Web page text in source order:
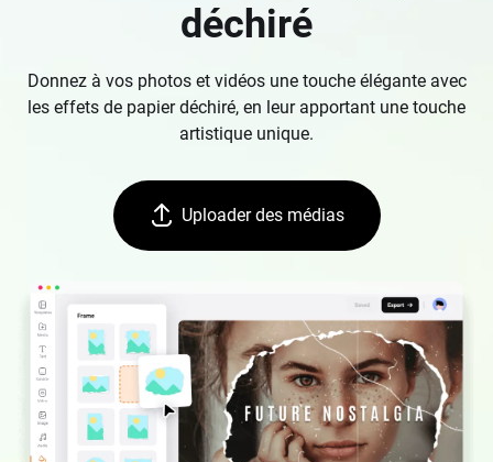
déchiré
Donnez à vos photos et vidéos une touche élégante avec
les effets de papier déchiré, en leur apportant une touche
artistique unique.
Uploader des médias